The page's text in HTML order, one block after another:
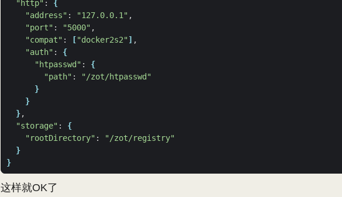
"http" : {
"address" : "127.0.0.1"
"port" : "5000"
"compat" : ["docker2s2"]
"auth" : {
"htpasswd" : {
"path" :
"/zot/htpasswd"
}
}
}
"storage" : {
"rootDirectory" :
"/zot/registry"
}
}
这样就OK了